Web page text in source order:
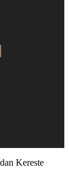
Kereste